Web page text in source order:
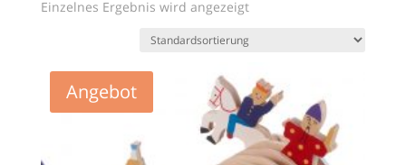
Einzelnes Ergebnis wird angezeigt
Angebot